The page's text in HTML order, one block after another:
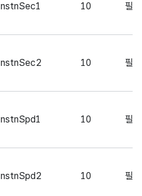
nstnSec1 10 필
nstnSec2 10 필
nstnSpd1 10 필
nstnSpd2 10 필